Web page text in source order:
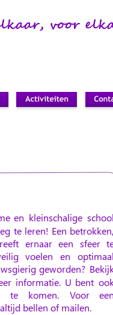
en kleinschalige
te leren! Een
ernaar een sfeer
voelen en
geworden?
informatie. U bent
te komen. Voor
bellen of mailen.
voor